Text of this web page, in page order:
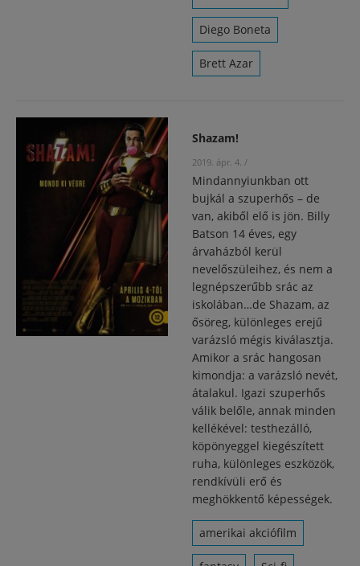
Diego Boneta
Brett Azar
Shazam!
2019. ápr. 4. /
Mindannyiunkban ott
bujkál a szuperhős – de
van, akiből elő is jön. Billy
Batson 14 éves, egy
árvaházból kerül
nevelőszüleihez, és nem a
legnépszerűbb srác az
iskolában…de Shazam, az
ősöreg, különleges erejű
varázsló mégis kiválasztja.
Amikor a srác hangosan
kimondja: a varázsló nevét,
átalakul. Igazi szuperhős
válik belőle, annak minden
kellékével: testhezálló,
köpönyeggel kiegészített
ruha, különleges eszközök,
rendkívüli erő és
meghökkentő képességek.
amerikai akciófilm